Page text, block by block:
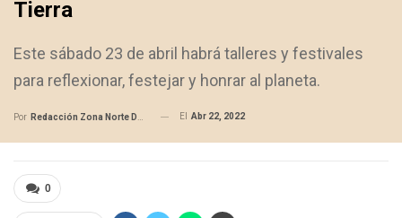
Tierra
Este sábado 23 de abril habrá talleres y festivales
para reflexionar, festejar y honrar al planeta.
Por Redacción Zona Norte Daily El Abr 22, 2022
0